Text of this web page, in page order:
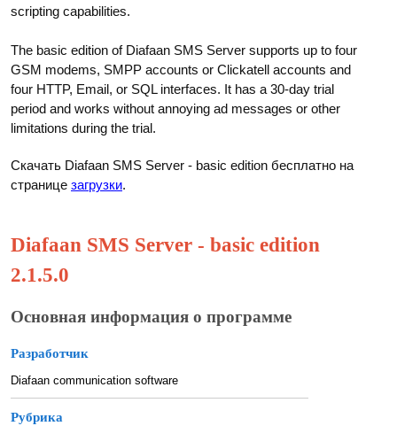
scripting capabilities.
The basic edition of Diafaan SMS Server supports up to four
GSM modems, SMPP accounts or Clickatell accounts and
four HTTP, Email, or SQL interfaces. It has a 30-day trial
period and works without annoying ad messages or other
limitations during the trial.
Скачать Diafaan SMS Server - basic edition бесплатно на
странице загрузки.
Diafaan SMS Server - basic edition
2.1.5.0
Основная информация о программе
Разработчик
Diafaan communication software
Рубрика